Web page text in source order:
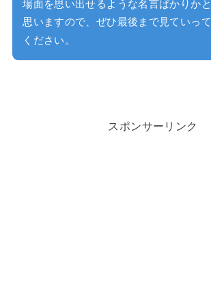
場面を思い出せるような名言ばかりかと
思いますので、ぜひ最後まで見ていって
ください。
スポンサーリンク